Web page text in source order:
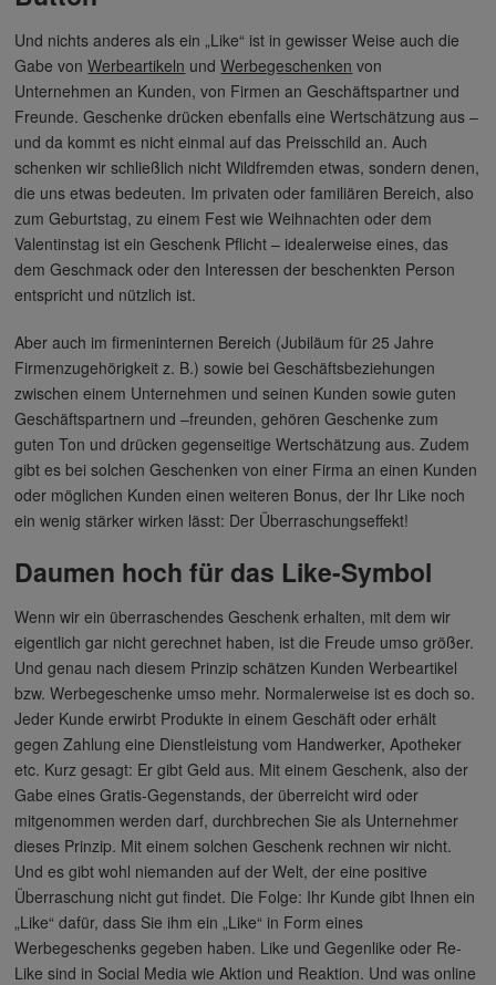
Und nichts anderes als ein „Like“ ist in gewisser Weise auch die
Gabe vonWerbeartikeln undWerbegeschenken von
Unternehmen an Kunden, von Firmen an Geschäftspartner und
Freunde. Geschenke drücken ebenfalls eine Wertschätzung aus –
und da kommt es nicht einmal auf das Preisschild an. Auch
schenken wir schließlich nicht Wildfremden etwas, sondern denen,
die uns etwas bedeuten. Im privaten oder familiären Bereich, also
zum Geburtstag, zu einem Fest wie Weihnachten oder dem
Valentinstag ist ein Geschenk Pflicht – idealerweise eines, das
dem Geschmack oder den Interessen der beschenkten Person
entspricht und nützlich ist.
Aber auch im firmeninternen Bereich (Jubiläum für 25 Jahre
Firmenzugehörigkeit z. B.) sowie bei Geschäftsbeziehungen
zwischen einem Unternehmen und seinen Kunden sowie guten
Geschäftspartnern und –freunden, gehören Geschenke zum
guten Ton und drücken gegenseitige Wertschätzung aus. Zudem
gibt es bei solchen Geschenken von einer Firma an einen Kunden
oder möglichen Kunden einen weiteren Bonus, der Ihr Like noch
ein wenig stärker wirken lässt: Der Überraschungseffekt!
Daumen hoch für das Like-Symbol
Wenn wir ein überraschendes Geschenk erhalten, mit dem wir
eigentlich gar nicht gerechnet haben, ist die Freude umso größer.
Und genau nach diesem Prinzip schätzen Kunden Werbeartikel
bzw. Werbegeschenke umso mehr. Normalerweise ist es doch so.
Jeder Kunde erwirbt Produkte in einem Geschäft oder erhält
gegen Zahlung eine Dienstleistung vom Handwerker, Apotheker
etc. Kurz gesagt: Er gibt Geld aus. Mit einem Geschenk, also der
Gabe eines Gratis-Gegenstands, der überreicht wird oder
mitgenommen werden darf, durchbrechen Sie als Unternehmer
dieses Prinzip. Mit einem solchen Geschenk rechnen wir nicht.
Und es gibt wohl niemanden auf der Welt, der eine positive
Überraschung nicht gut findet. Die Folge: Ihr Kunde gibt Ihnen ein
„Like“ dafür, dass Sie ihm ein „Like“ in Form eines
Werbegeschenks gegeben haben. Like und Gegenlike oder Re-
Like sind in Social Media wie Aktion und Reaktion. Und was online